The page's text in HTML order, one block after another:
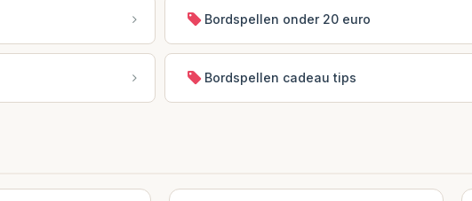
Bordspellen onder 20 euro
Bordspellen cadeau tips